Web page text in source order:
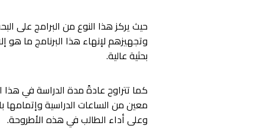
حيث يركز هذا النوع من البرامج على
وتجهيزهم لإنهاء هذا البرنامج ما هو
بحثية عالية.
معين من الساعات الدراسية وإتمامها
وعلى أداء الطالب في هذه الأطروحة.